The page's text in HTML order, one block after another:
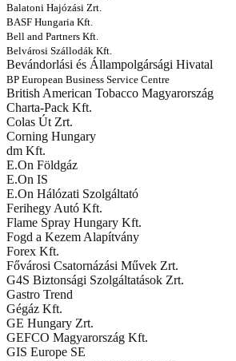
Balatoni Hajózási Zrt.
BASF Hungaria Kft.
Bell and Partners Kft.
Belvárosi Szállodák Kft.
Bevándorlási és Állampolgársági Hivatal
BP European Business Service Centre
British American Tobacco Magyarország
Charta-Pack Kft.
Colas Út Zrt.
Corning Hungary
dm Kft.
E.On Földgáz
E.On IS
E.On Hálózati Szolgáltató
Ferihegy Autó Kft.
Flame Spray Hungary Kft.
Fogd a Kezem Alapítvány
Forex Kft.
Fővárosi Csatornázási Művek Zrt.
G4S Biztonsági Szolgáltatások Zrt.
Gastro Trend
Gégáz Kft.
GE Hungary Zrt.
GEFCO Magyarország Kft.
GIS Europe SE